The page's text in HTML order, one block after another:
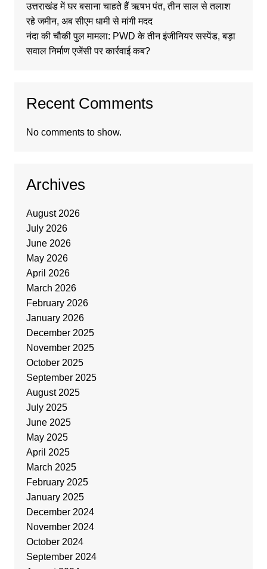
उत्तराखंड में घर बसाना चाहते हैं ऋषभ पंत, तीन साल से तलाश
रहे जमीन, अब सीएम धामी से मांगी मदद
नंदा की चौकी पुल मामला: PWD के तीन इंजीनियर सस्पेंड, बड़ा
सवाल निर्माण एजेंसी पर कार्रवाई कब?
Recent Comments
No comments to show.
Archives
August 2026
July 2026
June 2026
May 2026
April 2026
March 2026
February 2026
January 2026
December 2025
November 2025
October 2025
September 2025
August 2025
July 2025
June 2025
May 2025
April 2025
March 2025
February 2025
January 2025
December 2024
November 2024
October 2024
September 2024